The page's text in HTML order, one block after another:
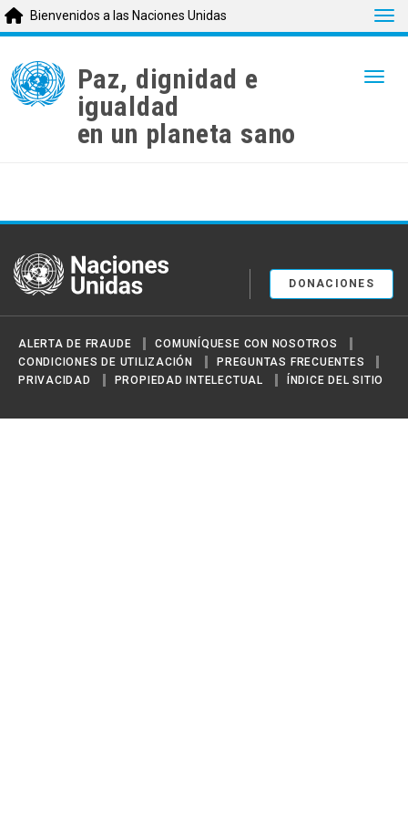
main
content
Bienvenidos a las Naciones Unidas
Paz, dignidad e
igualdad
en un planeta sano
United Nations
DONACIONES
ALERTA DE FRAUDE
COMUNÍQUESE CON NOSOTROS
CONDICIONES DE UTILIZACIÓN
PREGUNTAS FRECUENTES
PRIVACIDAD
PROPIEDAD INTELECTUAL ÍNDICE DEL SITIO